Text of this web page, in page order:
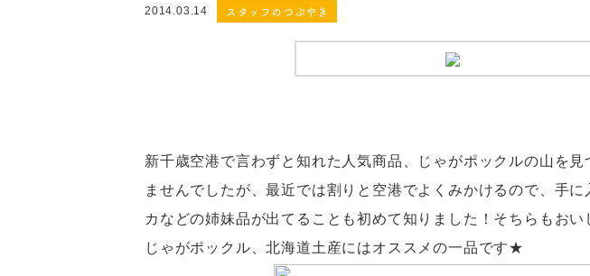
2014.03.14 スタッフのつぶやき
新千歳空港で言わずと知れた人気商品、じゃがポックルの山を
ませんでしたが、最近では割りと空港でよくみかけるので、手
カなどの姉妹品が出てることも初めて知りました！そちらもおい
じゃがポックル、北海道土産にはオススメの一品です★